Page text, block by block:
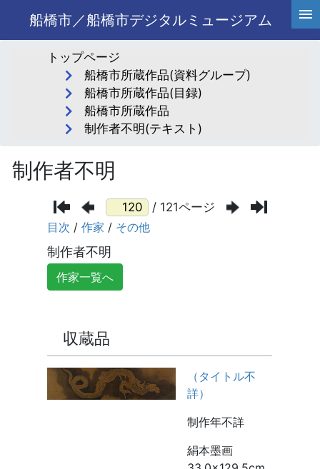
船橋市／船橋市デジタルミュージアム
トップページ
船橋市所蔵作品(資料グループ)
船橋市所蔵作品(目録)
船橋市所蔵作品
制作者不明(テキスト)
制作者不明
/ 121ページ